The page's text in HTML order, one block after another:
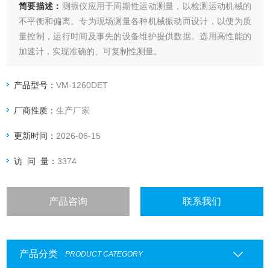
简要描述： 测振仪应用于周期性运动测量，以检测运动机械的
不平衡和偏离。专为现场测量各种机械振动而设计，以便为质
量控制，运行时间及事先的设备维护提供数据。选用高性能的
加速计，实现准确的、可复制性测量。
产品型号：VM-1260DET
厂商性质：生产厂家
更新时间： 2026-06-15
访 问 量：3374
产品咨询 联系我们
产品分类 PRODUCT CATEGORY